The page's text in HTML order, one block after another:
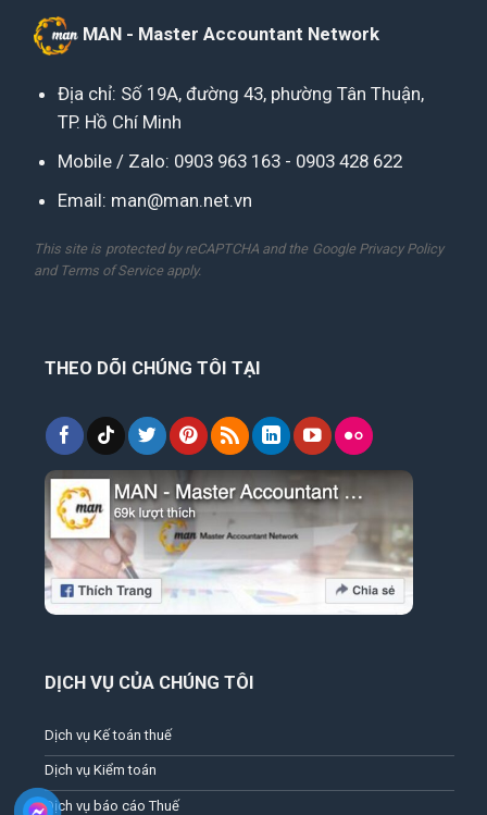
MAN - Master Accountant Network
Địa chỉ: Số 19A, đường 43, phường Tân Thuận,
TP. Hồ Chí Minh
Mobile / Zalo: 0903 963 163- 0903 428 622
Email: man@man.net.vn
This site is protected by reCAPTCHA and the Google Privacy Policy
and Terms of Serviceapply.
THEO DÕI CHÚNG TÔI TẠI
DỊCH VỤ CỦA CHÚNG TÔI
Dịch vụ Kế toán thuế
Dịch vụ Kiểm toán
Dịch vụ báo cáo Thuế